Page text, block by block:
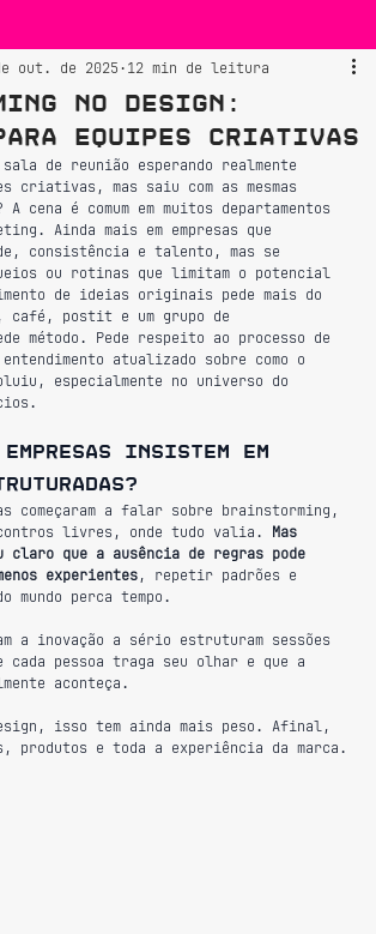
no Design:
Equipes Criativas
out. de 2025 12 min de leitura
sala de reunião esperando realmente
criativas, mas saiu com as mesmas
cena é comum em muitos departamentos
Ainda mais em empresas que
consistência e talento, mas se
ou rotinas que limitam o potencial
de ideias originais pede mais do
café, postit e um grupo de
método. Pede respeito ao processo de
entendimento atualizado sobre como o
especialmente no universo do
insistem em
começaram a falar sobre brainstorming,
livres, onde tudo valia. Mas
claro que a ausência de regras pode
experientes, repetir padrões e
mundo perca tempo.
a inovação a sério estruturam sessões
cada pessoa traga seu olhar e que a
aconteça.
isso tem ainda mais peso. Afinal,
produtos e toda a experiência da marca.